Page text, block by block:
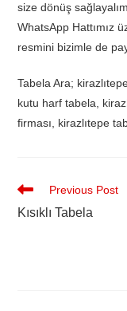
size dönüş
WhatsApp Hattımız
resmini bizimle de
Tabela Ara;
kutu harf tabela,
firması, kirazlıtepe
Previous Post
Kısıklı Tabela